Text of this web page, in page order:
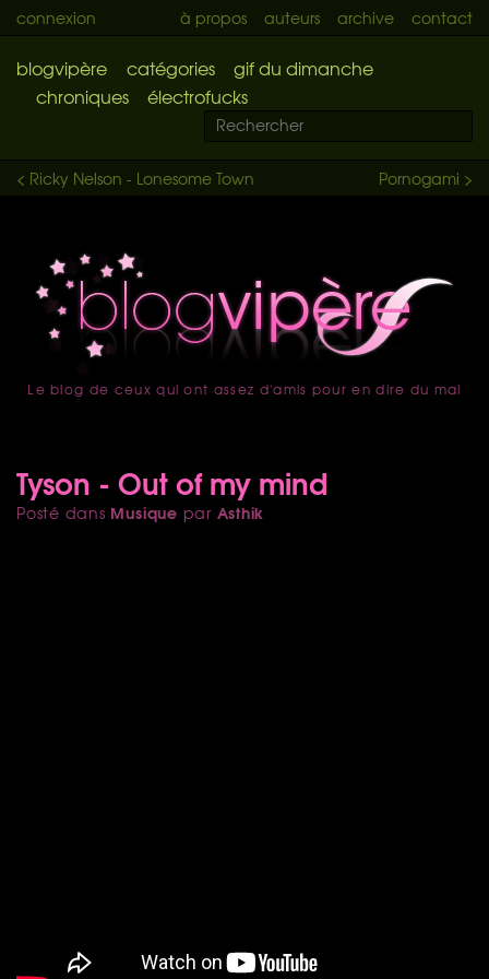
connexion à propos auteurs archive contact
blogvipère catégories
gif du dimanche
chroniques
électrofucks
Pornogami >
< Ricky Nelson - Lonesome Town
accueil
Le blog de ceux qui ont assez d'amis pour en dire du mal
Tyson - Out of my mind
Posté dans Musique par Asthik